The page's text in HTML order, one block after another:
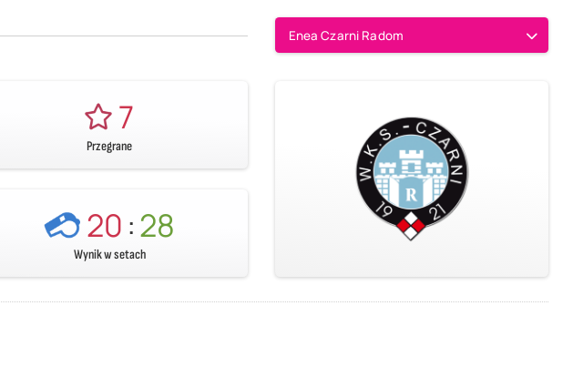
Enea Czarni Radom
7
Przegrane
20:28
Wynik w setach